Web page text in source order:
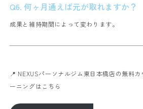
Q6. 何ヶ月通えば元が取れますか？
成果と維持期間によって変わります。
📍 NEXUSパーソナルジム東日本橋店の無料
ーニングはこちら